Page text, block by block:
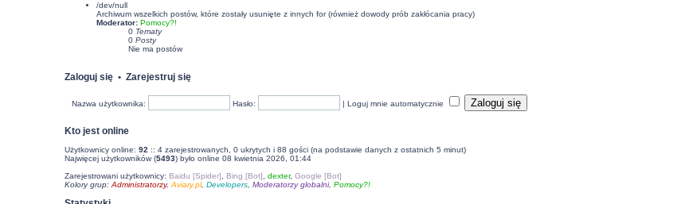
/dev/null
Archiwum wszelkich postów, które zostały usunięte z innych for (również dowody prób zakłócania pracy)
Moderator: Pomocy?!
0 Tematy
0 Posty
Nie ma postów
Zaloguj się• Zarejestruj się
Nazwa użytkownika: Hasło: |Loguj mnie automatycznie
Kto jest online
Użytkownicy online: 92 :: 4 zarejestrowanych, 0 ukrytych i 88 gości (na podstawie danych z ostatnich 5 minut)
Najwięcej użytkowników (5493) było online 08 kwietnia 2026, 01:44
Zarejestrowani użytkownicy: Baidu [Spider] Bing [Bot] dexter, Google [Bot]
Kolory grup: Administratorzy, Aviary.pl, Developers, Moderatorzy globalni, Pomocy?!